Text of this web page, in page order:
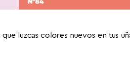
luzcas colores nuevos en tus